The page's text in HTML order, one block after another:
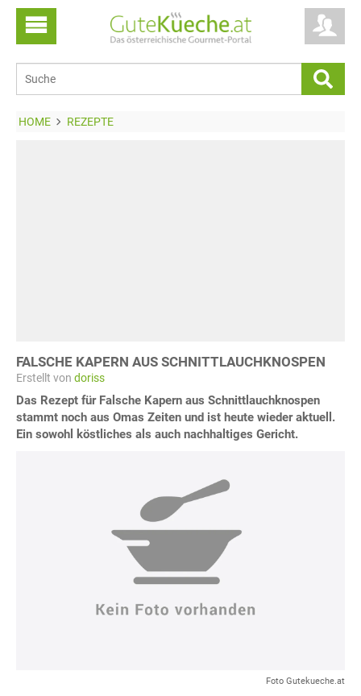
HOME REZEPTE
FALSCHE KAPERN AUS SCHNITTLAUCHKNOSPEN
Erstellt von doriss
Das Rezept für Falsche Kapern aus Schnittlauchknospen
stammt noch aus Omas Zeiten und ist heute wieder aktuell.
Ein sowohl köstliches als auch nachhaltiges Gericht.
Foto Gutekueche.at